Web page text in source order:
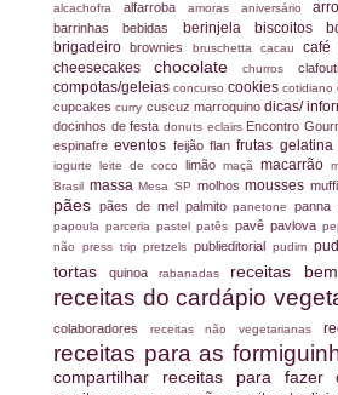
alcachofra alfarroba amoras aniversário
barrinhasbebidas berinjela biscoitos
brigadeirobrownies bruschetta cacau
cheesecakeschocolatechurros
compotas/geleias concurso cookies cotidiano
cupcakescurry cuscuz marroquino dicas/
docinhos de festa donuts eclairs Encontro
espinafreeventos feijãoflanfrutas
iogurte leite de coco limão maçã macarrão
Brasil massaMesa SP molhosmousses
pães pães de mel palmitopanetone
papoulaparceriapastelpatês pavê pavlova
não press trippretzels publieditorial pudim
tortasquinoarabanadas receitas
receitas do cardápio
colaboradores receitas não vegetarianas
receitas para as
compartilhar receitas para fazer